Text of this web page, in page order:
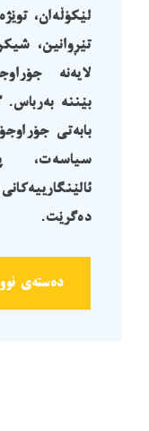
لێکۆڵەان،
تێڕوانین،
لایەنە
بێننە
بابەتی
سیاسەت،
دەگرێت.
دەستەی